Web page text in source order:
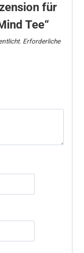
für
Tee“
Erforderliche